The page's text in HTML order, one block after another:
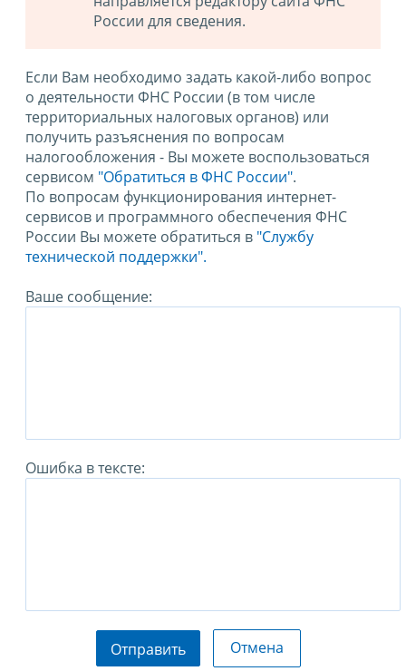
России для сведения.
Если Вам необходимо задать какой-либо вопрос
о деятельности ФНС России (в том числе
территориальных налоговых органов) или
получить разъяснения по вопросам
налогообложения - Вы можете воспользоваться
сервисом "Обратиться в ФНС России".
По вопросам функционирования интернет-
сервисов и программного обеспечения ФНС
России Вы можете обратиться в "Службу
технической поддержки".
Ваше сообщение:
Ошибка в тексте:
Отправить Отмена